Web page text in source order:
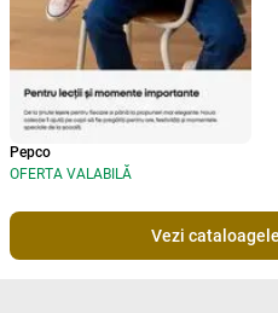
Pepco
OFERTA VALABILĂ
Vezi